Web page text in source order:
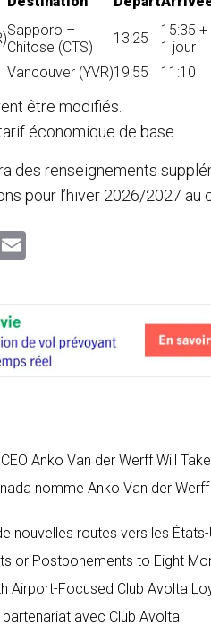
Sapporo –
Chitose (CTS)
13:25
15:35 +
1 jour
Vancouver (YVR)19:55 11:10
être modifiés.
économique de base.
des renseignements
pour l’hiver 2026/2027 au
Anko Van der Werff Will
nomme Anko Van der
nouvelles routes vers les États-
or Postponements to Eight
Airport-Focused Club Avolta
avec Club Avolta